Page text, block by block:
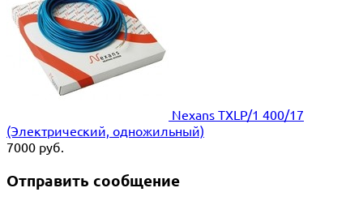
Nexans TXLP/1 400/17
(Электрический, одножильный)
7000 руб.
Отправить сообщение